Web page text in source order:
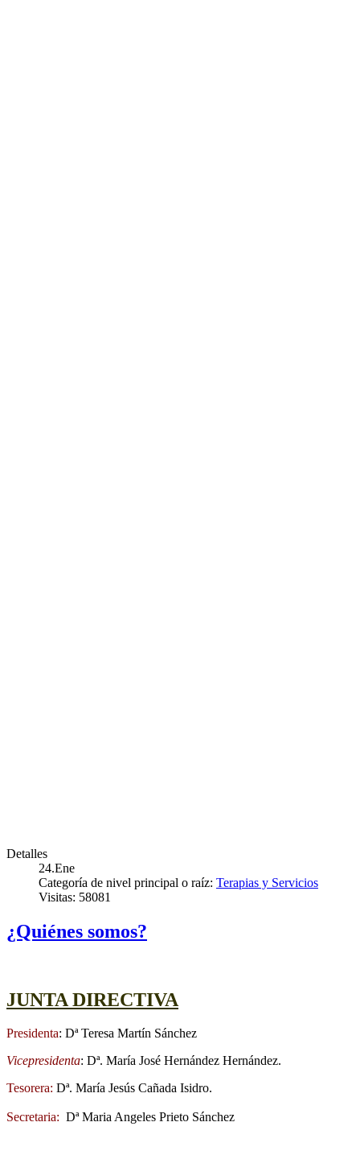
Detalles
24.Ene
Categoría de nivel principal o raíz: Terapias y Servicios
Visitas: 58081
¿Quiénes somos?
JUNTA DIRECTIVA
Presidenta: Dª Teresa Martín Sánchez
Vicepresidenta: Dª. María José Hernández Hernández.
Tesorera: Dª. María Jesús Cañada Isidro.
Secretaria: DªMaria Angeles Prieto Sánchez